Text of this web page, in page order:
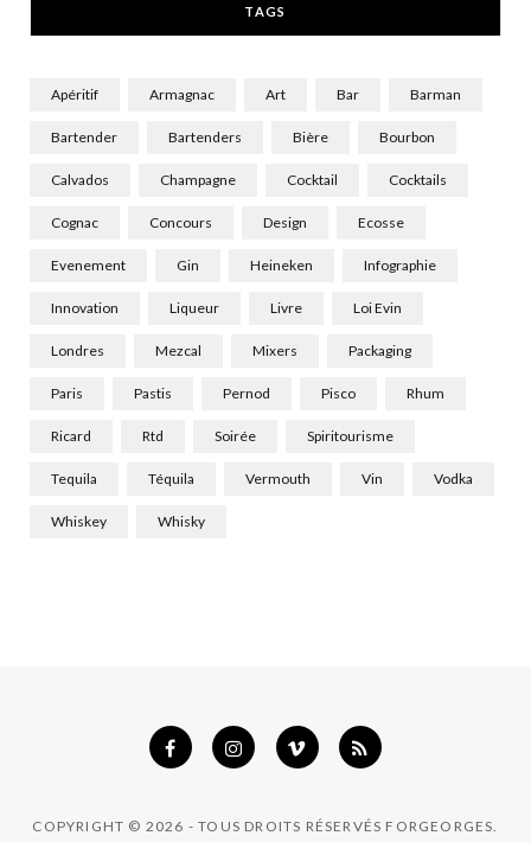
TAGS
Apéritif Armagnac Art Bar Barman
Bartender Bartenders Bière Bourbon
Calvados Champagne Cocktail Cocktails
Cognac Concours Design Ecosse
Evenement Gin Heineken Infographie
Innovation Liqueur Livre Loi Evin
Londres Mezcal Mixers Packaging
Paris Pastis Pernod Pisco Rhum
Ricard Rtd Soirée Spiritourisme
Tequila Téquila Vermouth Vin Vodka
Whiskey Whisky
COPYRIGHT © 2026 - TOUS DROITS RÉSERVÉS FORGEORGES.